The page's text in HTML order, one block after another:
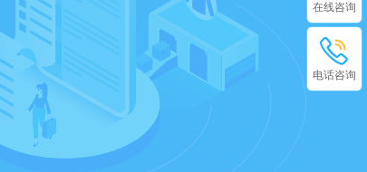
在线咨询
电话咨询